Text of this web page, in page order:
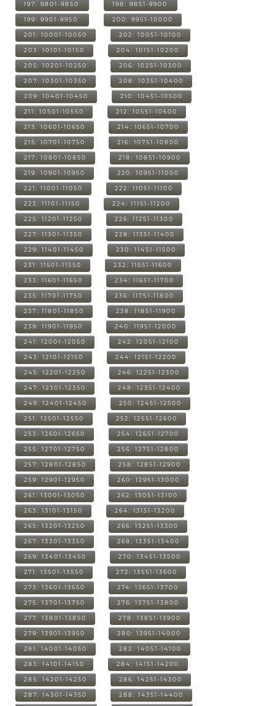
197: 9801-9850 198: 9851-9900
199: 9901-9950 200: 9951-10000
201: 10001-10050 202: 10051-10100
203: 10101-10150 204: 10151-10200
205: 10201-10250 206: 10251-10300
207: 10301-10350 208: 10351-10400
209: 10401-10450 210: 10451-10500
211: 10501-10550 212: 10551-10600
213: 10601-10650 214: 10651-10700
215: 10701-10750 216: 10751-10800
217: 10801-10850 218: 10851-10900
219: 10901-10950 220: 10951-11000
221: 11001-11050 222: 11051-11100
223: 11101-11150 224: 11151-11200
225: 11201-11250 226: 11251-11300
227: 11301-11350 228: 11351-11400
229: 11401-11450 230: 11451-11500
231: 11501-11550 232: 11551-11600
233: 11601-11650 234: 11651-11700
235: 11701-11750 236: 11751-11800
237: 11801-11850 238: 11851-11900
239: 11901-11950 240: 11951-12000
241: 12001-12050 242: 12051-12100
243: 12101-12150 244: 12151-12200
245: 12201-12250 246: 12251-12300
247: 12301-12350 248: 12351-12400
249: 12401-12450 250: 12451-12500
251: 12501-12550 252: 12551-12600
253: 12601-12650 254: 12651-12700
255: 12701-12750 256: 12751-12800
257: 12801-12850 258: 12851-12900
259: 12901-12950 260: 12951-13000
261: 13001-13050 262: 13051-13100
263: 13101-13150 264: 13151-13200
265: 13201-13250 266: 13251-13300
267: 13301-13350 268: 13351-13400
269: 13401-13450 270: 13451-13500
271: 13501-13550 272: 13551-13600
273: 13601-13650 274: 13651-13700
275: 13701-13750 276: 13751-13800
277: 13801-13850 278: 13851-13900
279: 13901-13950 280: 13951-14000
281: 14001-14050 282: 14051-14100
283: 14101-14150 284: 14151-14200
285: 14201-14250 286: 14251-14300
287: 14301-14350 288: 14351-14400